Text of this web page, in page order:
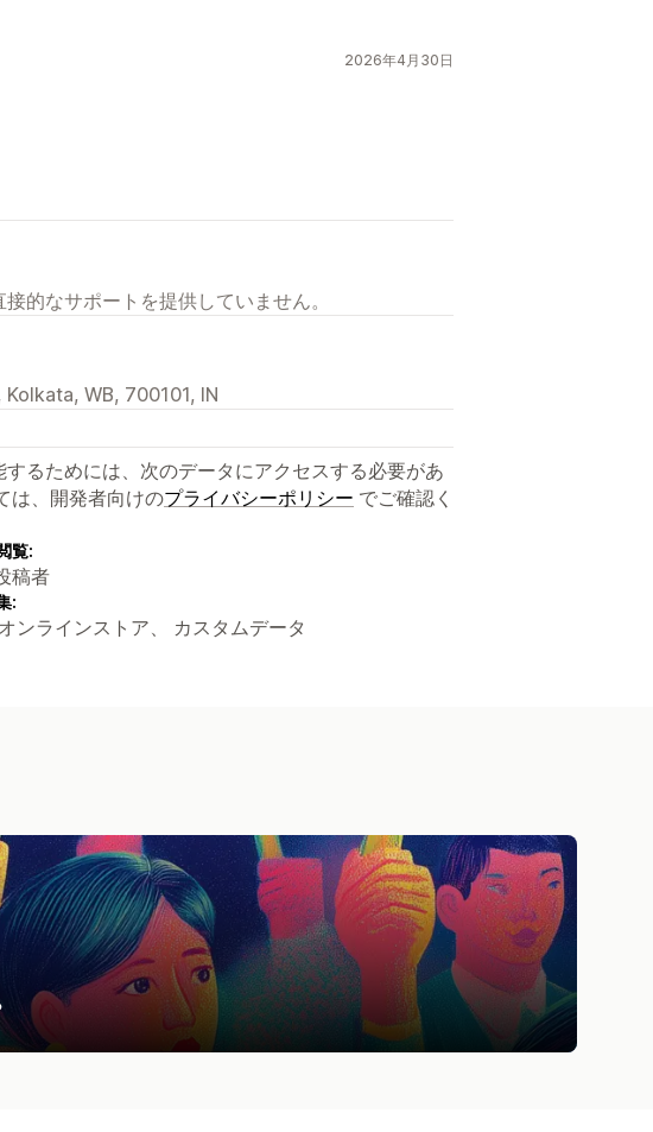
2026年4月30日
的なサポートを提供していません。
WB, 700101, IN
るためには、次のデータにアクセスする必要があ
は、開発者向けのプライバシーポリシー でご確認く
覧:
稿者
:
ンラインストア、 カスタムデータ